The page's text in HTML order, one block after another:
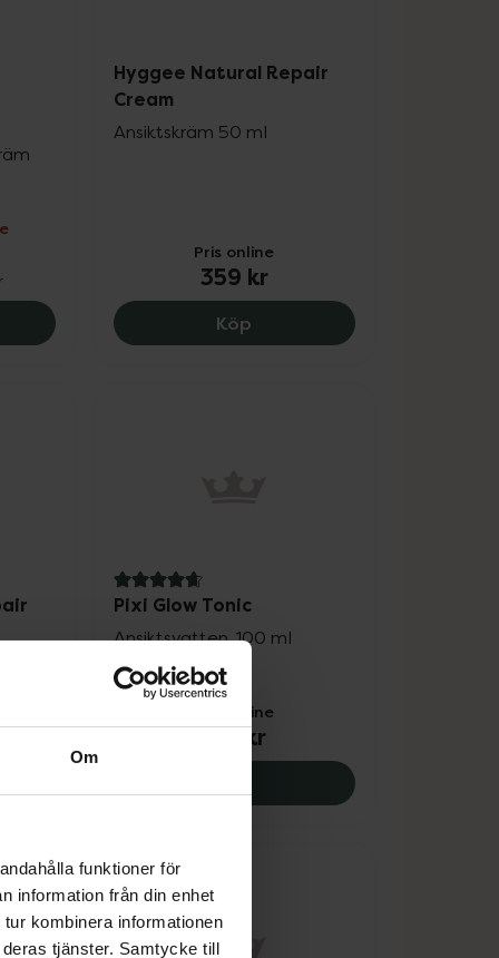
Om
funktioner för
information från din enhet
kombinera informationen
tjänster. Samtycke till
PCA Daily Moisturiser, 86.25 kr.
Hyggee Natural Repair
Cream
Ansiktskräm 50 ml
Pris online
359 kr
Köp Hyggee Natural Repair
4.7 av 5 i omdöme
Pixi Glow Tonic
Ansiktsvatten. 100 ml
Pris online
179 kr
Pixi Glow Tonic, 179 kr.